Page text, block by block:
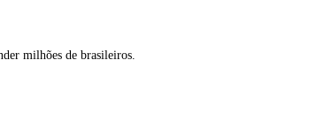
milhões de brasileiros.